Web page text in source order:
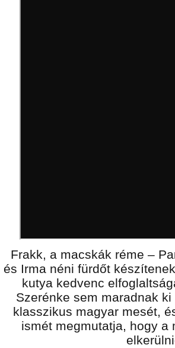
Frakk, a macskák réme –
és Irma néni fürdőt
kutya kedvenc
Szerénke sem maradnak
klasszikus magyar mesét,
ismét megmutatja, hogy a